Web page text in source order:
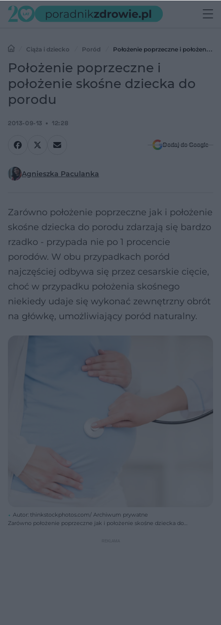
Ciąża i dziecko Poród
Położenie poprzeczne i położenie
skośne dziecka do porodu
Położenie poprzeczne i
położenie skośne dziecka do
porodu
2013-09-13 12:28
Dodaj do Google
Agnieszka Paculanka
Zarówno położenie poprzeczne jak i położenie
skośne dziecka do porodu zdarzają się bardzo
rzadko - przypada nie po 1 procencie
porodów. W obu przypadkach poród
najczęściej odbywa się przez cesarskie cięcie,
choć w przypadku położenia skośnego
niekiedy udaje się wykonać zewnętrzny obrót
na główkę, umożliwiający poród naturalny.
Autor: thinkstockphotos.com/ Archiwum prywatne
Zarówno położenie poprzeczne jak i położenie skośne dziecka do
porodów. W obu przypadkach poród najczęściej odbywa się przez